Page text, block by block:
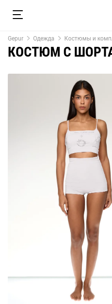
На
Gepur Одежда Костюмы и
КОСТЮМ С